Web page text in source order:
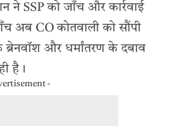
ने SSP को जाँच और कार्रवाई
अब CO कोतवाली को सौंपी
और धर्मांतरण के दबाव
है।
-